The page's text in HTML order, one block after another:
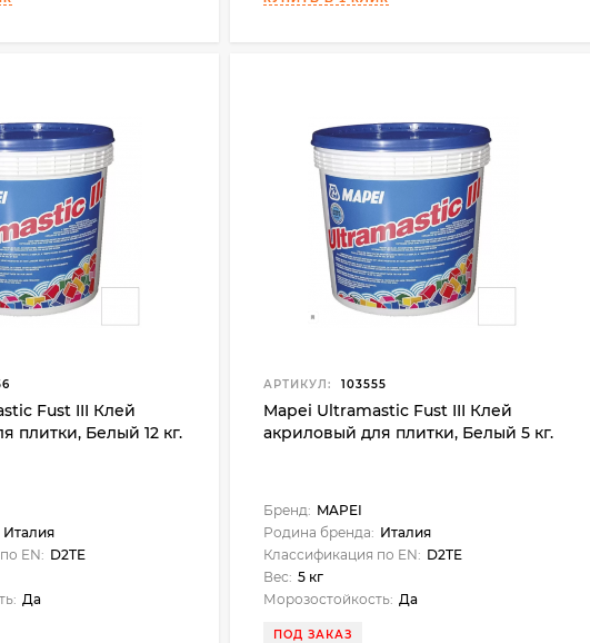
Fust III Клей
плитки, Белый 12 кг.
Италия
EN: D2TE
Да
АРТИКУЛ: 103555
Mapei Ultramastic Fust III Клей
акриловый для плитки, Белый 5 кг.
Бренд: MAPEI
Родина бренда: Италия
Классификация по EN: D2TE
Вес: 5 кг
Морозостойкость: Да
ПОД ЗАКАЗ